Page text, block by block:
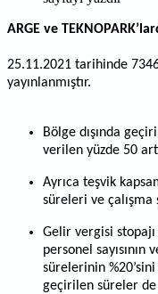
ARGE ve
25.11.2021 tarihinde
yayınlanmıştır.
Bölge dışında
verilen yüzde 50
Ayrıca teşvik
süreleri ve
Gelir vergisi stopajı
personel
sürelerinin %20’sini
geçirilen süreler de